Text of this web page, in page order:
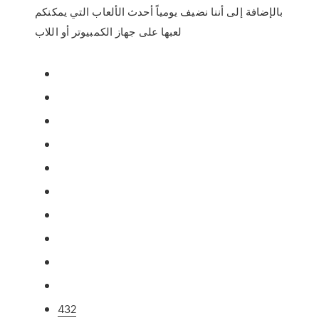
بالإضافة إلى أننا نضيف يومياً أحدث الألعاب التي يمكنكم
432